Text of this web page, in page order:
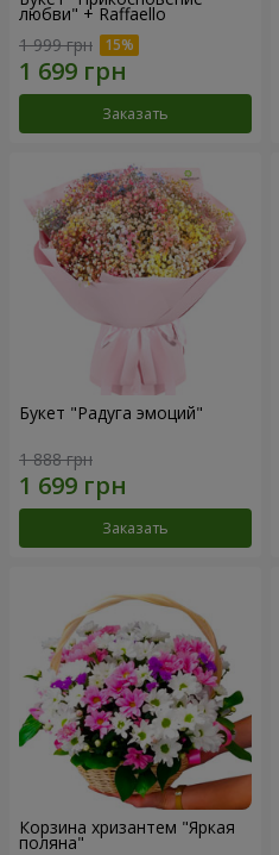
любви" + Raffaello
1 999 грн
Заказать
Букет "Радуга эмоций"
1 888 грн
Заказать
Корзина хризантем "Яркая
поляна"